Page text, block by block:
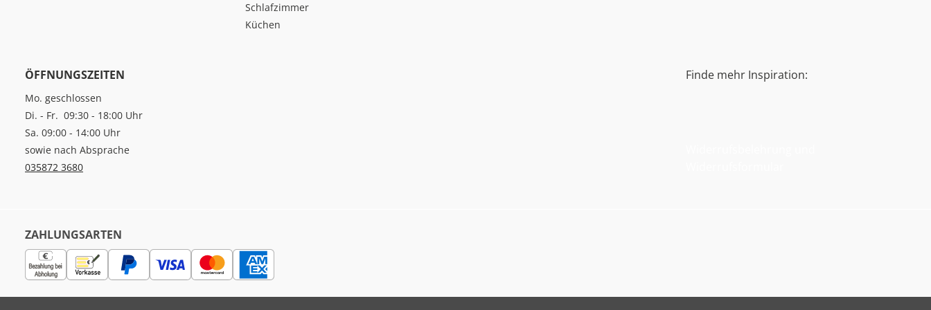
Schlafzimmer
Küchen
ÖFFNUNGSZEITEN
Mo. geschlossen
Di. - Fr. 09:30 - 18:00 Uhr
Sa. 09:00 - 14:00 Uhr
sowie nach Absprache
035872 3680
Finde mehr Inspiration:
ZAHLUNGSARTEN